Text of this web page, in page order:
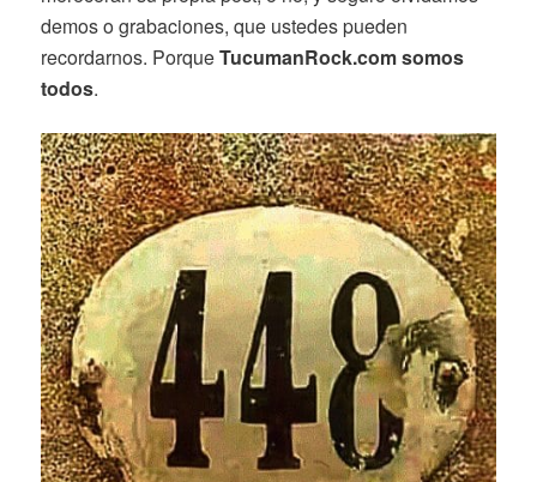
demos o grabaciones, que ustedes pueden
recordarnos. PorqueTucumanRock.com somos
todos.